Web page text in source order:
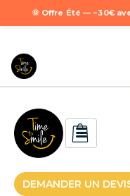
🌞 Offre Été — −30€
DEMANDER UN